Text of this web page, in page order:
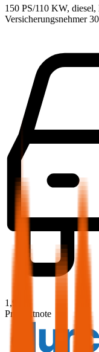
150 PS/110 KW,
Versicherungsnehmer
1,9
Produktnote